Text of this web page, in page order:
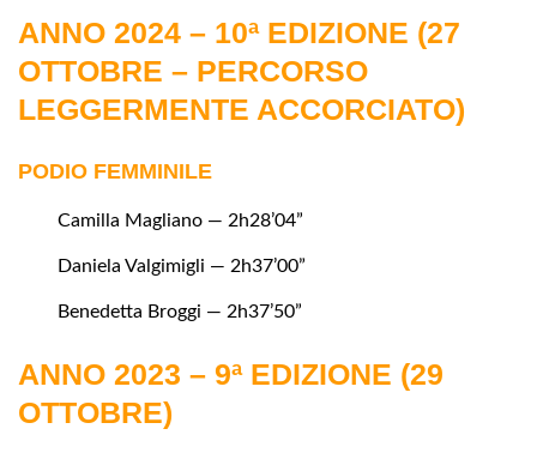
ANNO 2024 – 10ª EDIZIONE (27
OTTOBRE – PERCORSO
LEGGERMENTE ACCORCIATO)
PODIO FEMMINILE
Camilla Magliano — 2h28’04”
Daniela Valgimigli — 2h37’00”
Benedetta Broggi — 2h37’50”
ANNO 2023 – 9ª EDIZIONE (29
OTTOBRE)